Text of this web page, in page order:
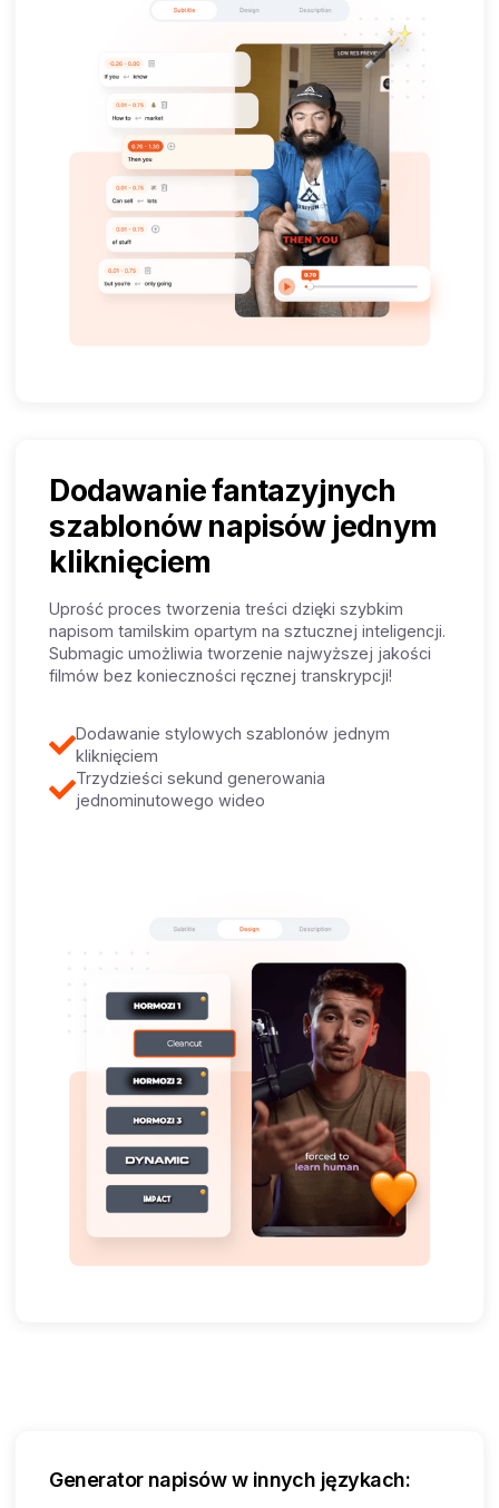
Dodawanie fantazyjnych
szablonów napisów jednym
kliknięciem
Uprość proces tworzenia treści dzięki szybkim
napisom tamilskim opartym na sztucznej inteligencji.
Submagic umożliwia tworzenie najwyższej jakości
filmów bez konieczności ręcznej transkrypcji!
Dodawanie stylowych szablonów jednym
kliknięciem
Trzydzieści sekund generowania
jednominutowego wideo
Generator napisów w innych językach: